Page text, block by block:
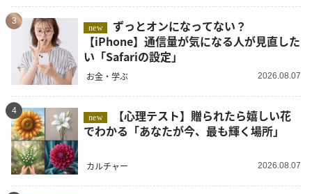
3
new
【iPhone】通信量が気になる人が見直した
い「Safariの設定」
お金・学ぶ 2026.08.07
4
new
でわかる「あなたが今、最も輝く場所」
カルチャー 2026.08.07